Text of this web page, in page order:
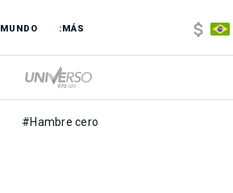
MUNDO :MÁS
#Hambre cero